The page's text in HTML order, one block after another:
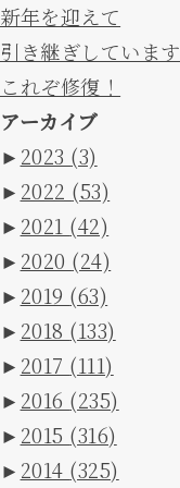
新年を迎えて
引き継ぎしています
これぞ修復！
アーカイブ
► 2023 (3)
► 2022 (53)
► 2021 (42)
► 2020 (24)
► 2019 (63)
► 2018 (133)
► 2017 (111)
► 2016 (235)
► 2015 (316)
► 2014 (325)